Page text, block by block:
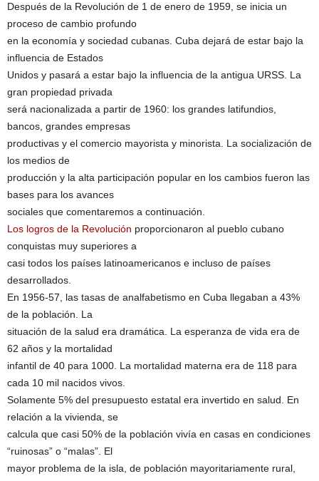
Después de la Revolución de 1 de enero de 1959, se inicia un
proceso de cambio profundo
en la economía y sociedad cubanas. Cuba dejará de estar bajo la
influencia de Estados
Unidos y pasará a estar bajo la influencia de la antigua URSS. La
gran propiedad privada
será nacionalizada a partir de 1960: los grandes latifundios,
bancos, grandes empresas
productivas y el comercio mayorista y minorista. La socialización de
los medios de
producción y la alta participación popular en los cambios fueron las
bases para los avances
sociales que comentaremos a continuación.
Los logros de la Revolución proporcionaron al pueblo cubano
conquistas muy superiores a
casi todos los países latinoamericanos e incluso de países
desarrollados.
En 1956-57, las tasas de analfabetismo en Cuba llegaban a 43%
de la población. La
situación de la salud era dramática. La esperanza de vida era de
62 años y la mortalidad
infantil de 40 para 1000. La mortalidad materna era de 118 para
cada 10 mil nacidos vivos.
Solamente 5% del presupuesto estatal era invertido en salud. En
relación a la vivienda, se
calcula que casi 50% de la población vivía en casas en condiciones
“ruinosas” o “malas”. El
mayor problema de la isla, de población mayoritariamente rural,